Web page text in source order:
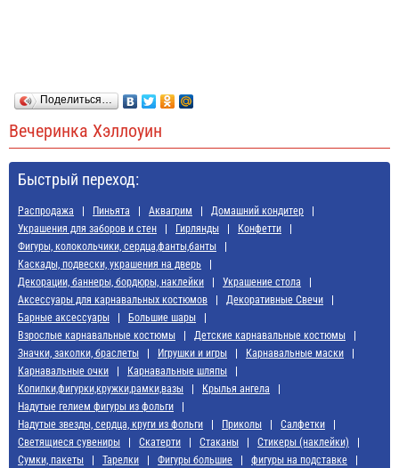
Поделиться…
Вечеринка Хэллоуин
Быстрый переход:
Распродажа Пиньята Аквагрим
Домашний кондитер
Украшения для заборов и стен
Гирлянды
Конфетти
Фигуры, колокольчики, сердца,фанты,банты
Каскады, подвески, украшения на дверь
Декорации, баннеры, бордюры, наклейки
Украшение стола
Аксессуары для карнавальных костюмов
Декоративные Свечи
Барные аксессуары
Большие шары
Взрослые карнавальные костюмы
Детские карнавальные костюмы
Значки, заколки, браслеты
Игрушки и игры
Карнавальные маски
Карнавальные очки
Карнавальные шляпы
Копилки,фигурки,кружки,рамки,вазы
Крылья ангела
Надутые гелием фигуры из фольги
Надутые звезды, сердца, круги из фольги
Приколы
Салфетки
Светящиеся сувениры
Скатерти Стаканы
Стикеры (наклейки)
Сумки, пакеты
Тарелки Фигуры большие
фигуры на подставке